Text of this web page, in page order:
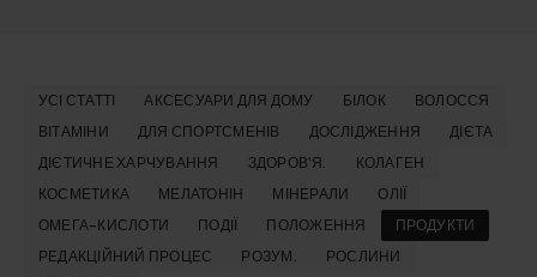
УСІ СТАТТІ АКСЕСУАРИ ДЛЯ ДОМУ БІЛОК
ВОЛОССЯ
ВІТАМІНИ
ДЛЯ СПОРТСМЕНІВ ДОСЛІДЖЕННЯ
ДІЄТА
ДІЄТИЧНЕ ХАРЧУВАННЯ
ЗДОРОВ'Я.
КОЛАГЕН
КОСМЕТИКА
МЕЛАТОНІН МІНЕРАЛИ
ОЛІЇ
ОМЕГА-КИСЛОТИ
ПОДІЇ ПОЛОЖЕННЯ
ПРОДУКТИ
РЕДАКЦІЙНИЙ ПРОЦЕС
РОЗУМ.
РОСЛИНИ